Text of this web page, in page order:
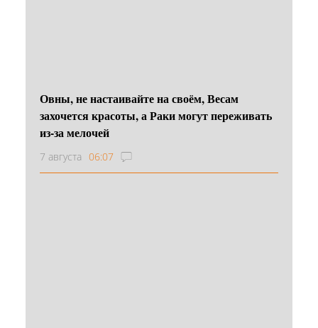
Овны, не настаивайте на своём, Весам
захочется красоты, а Раки могут переживать
из-за мелочей
7 августа 06:07